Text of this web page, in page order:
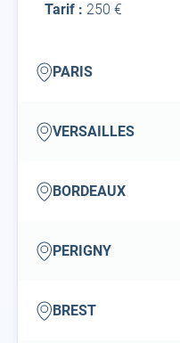
Tarif : 250 €
ParisPARIS
Versailles
VERSAILLES
bordeaux
BORDEAUX
perignyPERIGNY
brestBREST